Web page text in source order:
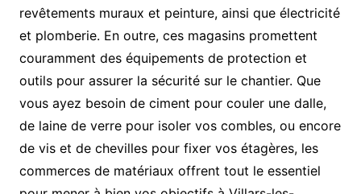
revêtements muraux et peinture, ainsi que électricité
et plomberie. En outre, ces magasins promettent
couramment des équipements de protection et
outils pour assurer la sécurité sur le chantier. Que
vous ayez besoin de ciment pour couler une dalle,
de laine de verre pour isoler vos combles, ou encore
de vis et de chevilles pour fixer vos étagères, les
commerces de matériaux offrent tout le essentiel